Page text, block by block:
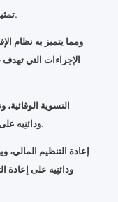
● تمثيل العملاء أمام المحاكم المختصة.
ومما يتميز به نظام
الإجراءات التي
ودائنِيه على تسوية ديونه مع احتفاظ المدين بإدارة نشاطه.
ودائنِيه على